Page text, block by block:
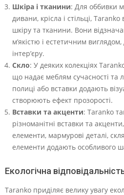
Шкіра і тканини: Для оббивки
дивани, крісла і стільці, Taranko
шкіру та тканини. Вони
м’якістю і естетичним
інтер’єру.
Скло: У деяких колекціях
що надає меблям сучасності та
полиці або вставки додають
створюють ефект прозорості.
Вставки та акценти: Taranko
різноманітні вставки та
елементи, мармурові деталі,
елементи додають особливого
Екологічна
Taranko приділяє велику увагу